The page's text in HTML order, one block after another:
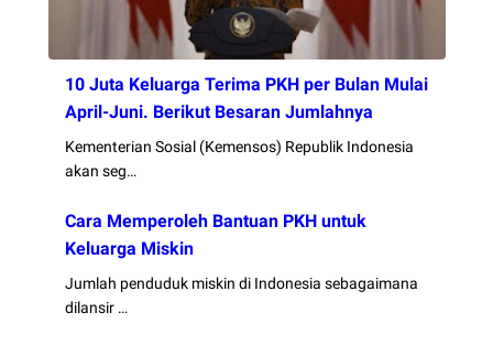
10 Juta Keluarga Terima PKH per Bulan Mulai
April-Juni. Berikut Besaran Jumlahnya
Kementerian Sosial (Kemensos) Republik Indonesia
akan seg…
Cara Memperoleh Bantuan PKH untuk
Keluarga Miskin
Jumlah penduduk miskin di Indonesia sebagaimana
dilansir …